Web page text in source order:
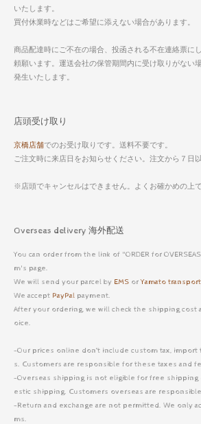
いたします。
買付休業時などはご希望に添えない場合があります。
商品配達時にご不在の場合、投函される不在連絡票に
頼願います。運送会社の保管期間内に受け取りがない
発生いたします。
店頭受け取り
京橋店舗でのお受け取りです。送料不要です。
ご注文時に来店日をお知らせください。注文から７日
※店頭でキャンセルはできません。よくお確かめの上
Overseas delivery 海外配送
You can order from the link of "ORDER for
m's page.
We will send your parcel by EMS orYamato transport
We accept PayPal payment.
After your ordering, we will check the shipping cost
oice.
-Our prices online don’t include custom tax, import
s. Customers are responsible for these taxes and
-Overseas shipping is not eligible for free
estic shipping. Customers overseas are
-Return and exchange are not permitted. We only
ms.